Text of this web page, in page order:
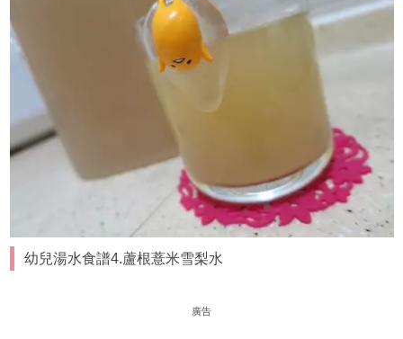
幼兒湯水食譜4.蘆根薏米雪梨水
廣告